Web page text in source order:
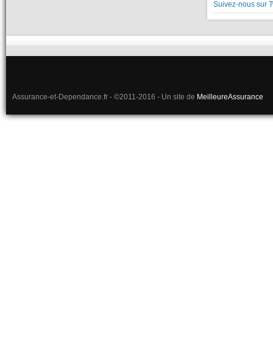
Suivez-nous sur
Assurance-et-Dependance.fr - ©2011-2016 - Un site de MeilleureAssurance